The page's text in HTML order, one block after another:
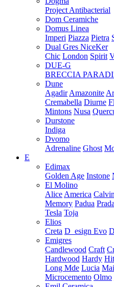
Project Antibacterial
Dom Ceramiche
Domus Linea
Imperi Piazza Pietra
Dual Gres NiceKer
Chic London Spirit
DUE-G
BRECCIA
Dune
Agadir Amazonite
Cremabella Diurne
Mintons Nusa
Durstone
Indiga
Dvomo
Adrenaline Ghost
E
Edimax
Golden Age Instone
El Molino
Alice America Calvin
Memory Padua Prada
Tesla Toja
Elios
Creta D_esign Evo
Emigres
Candlewood Craft
Hardwood Hardy Hit
Long Mde Lucia
Microcemento Olmo